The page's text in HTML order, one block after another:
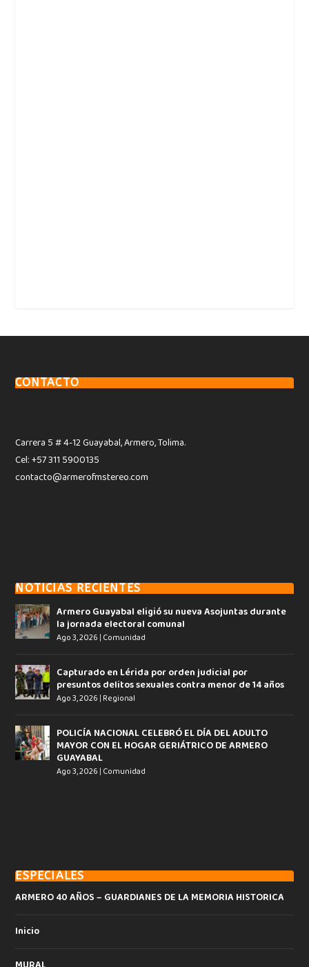
CONTACTO
Carrera 5 # 4-12 Guayabal, Armero, Tolima.
Cel: +57 311 5900135
contacto@armerofmstereo.com
NOTICIAS RECIENTES
Armero Guayabal eligió su nueva Asojuntas durante
la jornada electoral comunal
Ago 3, 2026 | Comunidad
Capturado en Lérida por orden judicial por
presuntos delitos sexuales contra menor de 14 años
Ago 3, 2026 | Regional
POLICÍA NACIONAL CELEBRÓ EL DÍA DEL ADULTO
MAYOR CON EL HOGAR GERIÁTRICO DE ARMERO
GUAYABAL
Ago 3, 2026 | Comunidad
ESPECIALES
ARMERO 40 AÑOS – GUARDIANES DE LA MEMORIA HISTORICA
Inicio